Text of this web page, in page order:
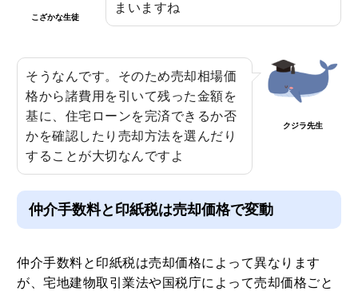
こざかな生徒
まいますね
そうなんです。そのため売却相場価
格から諸費用を引いて残った金額を
基に、住宅ローンを完済できるか否
かを確認したり売却方法を選んだり
することが大切なんですよ
クジラ先生
仲介手数料と印紙税は売却価格で変動
仲介手数料と印紙税は売却価格によって異なります
が、宅地建物取引業法や国税庁によって売却価格ごと